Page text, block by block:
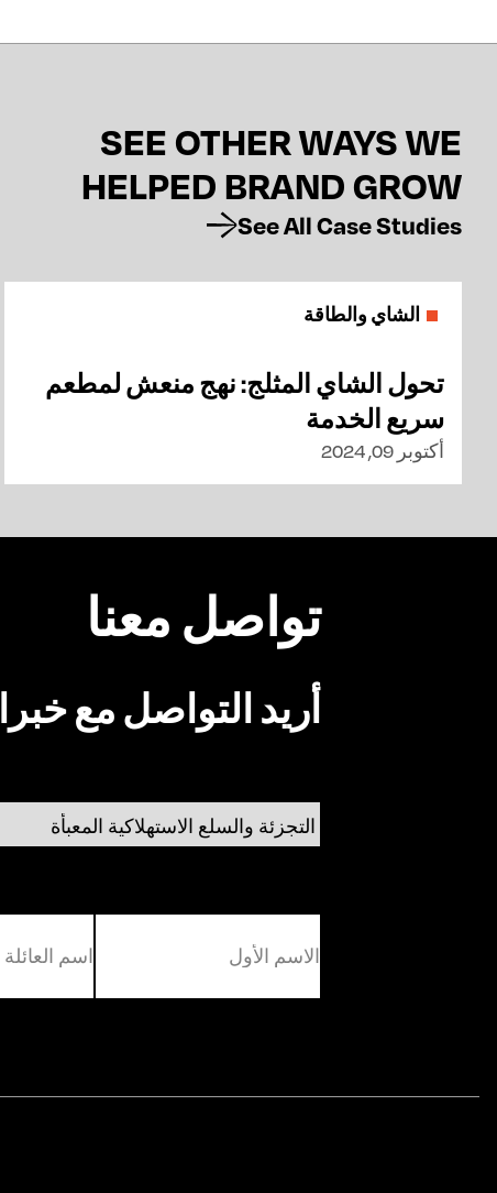
SEE OTHER WAYS WE
HELPED BRAND GROW
See All Case Studies
الشاي والطاقة
تحول الشاي المثلج: نهج منعش لمطعم
سريع الخدمة
أكتوبر 09, 2024
تواصل معنا
أريد التواصل مع